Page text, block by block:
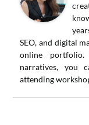
SEO, and digital
online portfolio.
narratives, you
attending